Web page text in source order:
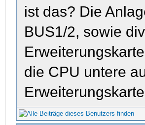
ist das? Die
BUS1/2, sowie
die CPU untere